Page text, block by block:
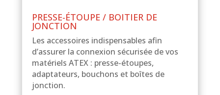
PRESSE-ÉTOUPE / BOITIER DE
JONCTION
Les accessoires indispensables afin
d’assurer la connexion sécurisée de vos
matériels ATEX : presse-étoupes,
adaptateurs, bouchons et boîtes de
jonction.